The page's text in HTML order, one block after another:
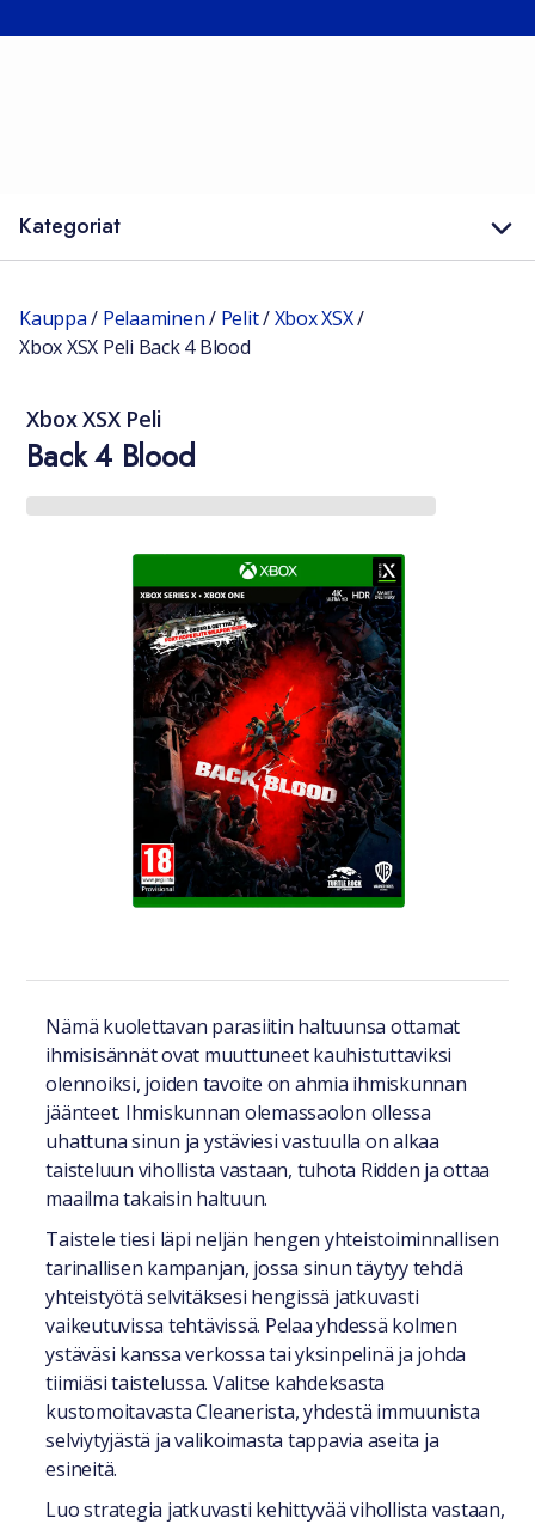
Kategoriat
Kauppa/ Pelaaminen/ Pelit/Xbox XSX/
Xbox XSX Peli Back 4 Blood
Back 4 Blood
Xbox XSX Peli
Nämä kuolettavan parasiitin haltuunsa ottamat
ihmisisännät ovat muuttuneet kauhistuttaviksi
olennoiksi, joiden tavoite on ahmia ihmiskunnan
jäänteet. Ihmiskunnan olemassaolon ollessa
uhattuna sinun ja ystäviesi vastuulla on alkaa
taisteluun vihollista vastaan, tuhota Ridden ja ottaa
maailma takaisin haltuun.
Taistele tiesi läpi neljän hengen yhteistoiminnallisen
tarinallisen kampanjan, jossa sinun täytyy tehdä
yhteistyötä selvitäksesi hengissä jatkuvasti
vaikeutuvissa tehtävissä. Pelaa yhdessä kolmen
ystäväsi kanssa verkossa tai yksinpelinä ja johda
tiimiäsi taistelussa. Valitse kahdeksasta
kustomoitavasta Cleanerista, yhdestä immuunista
selviytyjästä ja valikoimasta tappavia aseita ja
esineitä.
Luo strategia jatkuvasti kehittyvää vihollista vastaan,